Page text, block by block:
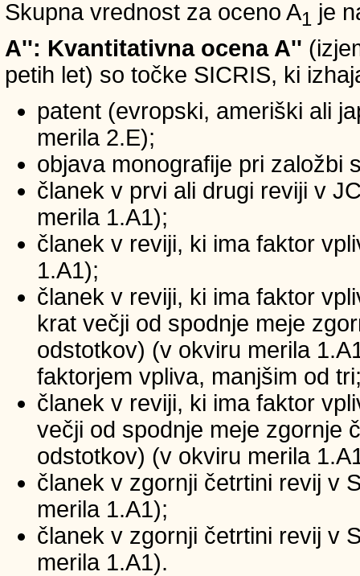
Skupna vrednost za oceno A1 je
A'': Kvantitativna ocena A''
petih let) so točke SICRIS, ki
patent (evropski, ameriški ali
merila 2.E);
objava monografije pri založbi
članek v prvi ali drugi reviji v
merila 1.A1);
članek v reviji, ki ima faktor
1.A1);
članek v reviji, ki ima faktor
krat večji od spodnje meje
odstotkov) (v okviru merila
faktorjem vpliva, manjšim od
članek v reviji, ki ima faktor
večji od spodnje meje zgornje
odstotkov) (v okviru merila
članek v zgornji četrtini revij v
merila 1.A1);
članek v zgornji četrtini revij v
merila 1.A1).